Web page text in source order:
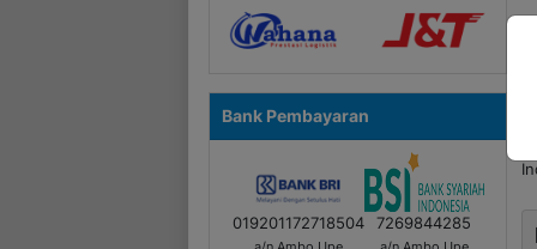
Bank Pembayaran
019201172718504 7269844285